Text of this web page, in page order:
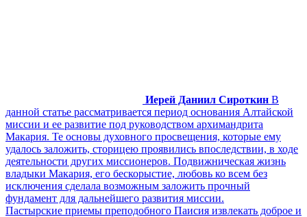
Иерей Даниил Сироткин В
данной статье рассматривается период основания Алтайской
миссии и ее развитие под руководством архимандрита
Макария. Те основы духовного просвещения, которые ему
удалось заложить, сторицею проявились впоследствии, в ходе
деятельности других миссионеров. Подвижническая жизнь
владыки Макария, его бескорыстие, любовь ко всем без
исключения сделала возможным заложить прочный
фундамент для дальнейшего развития миссии.
Пастырские приемы преподобного Паисия извлекать доброе и